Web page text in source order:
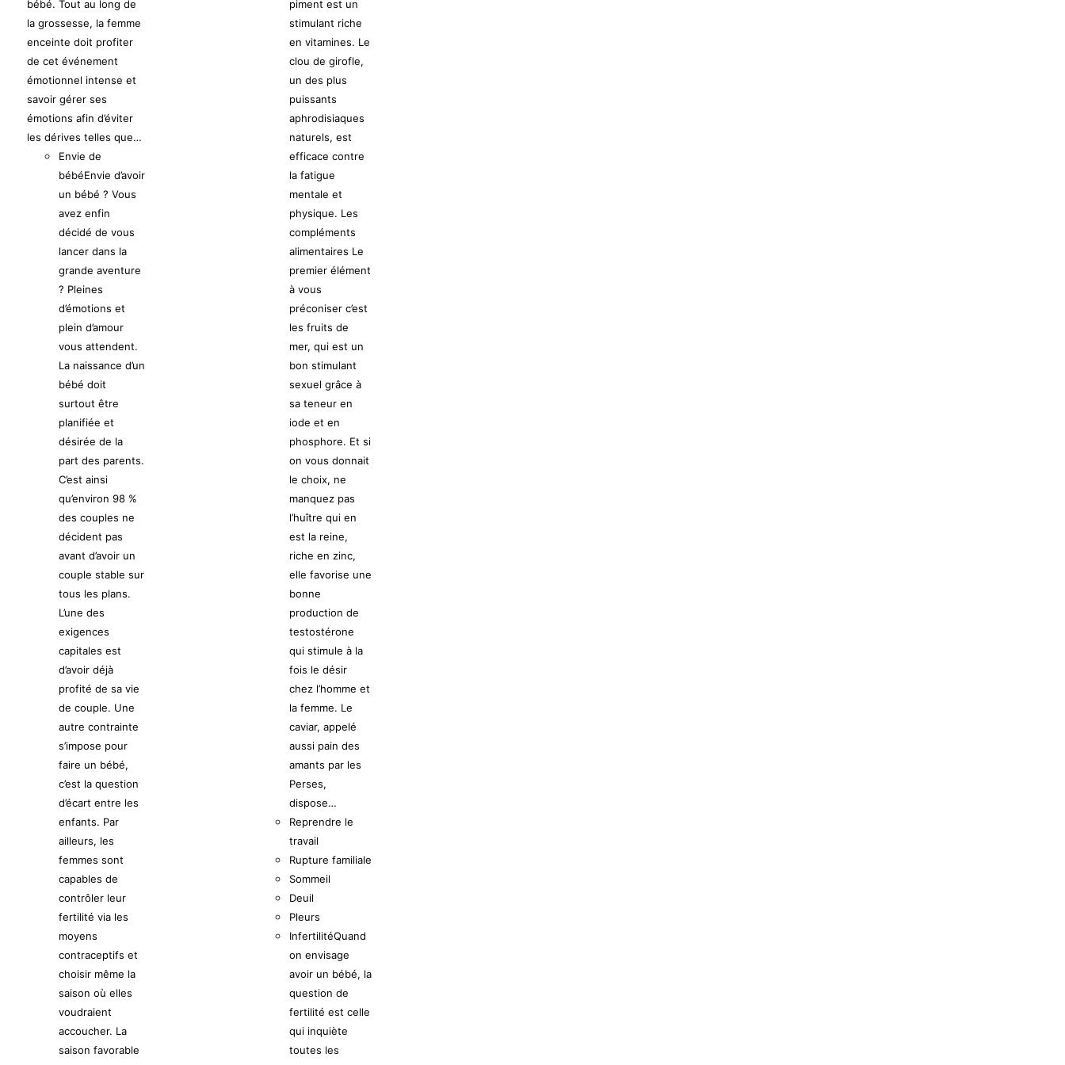
bébé. Tout au long de
la grossesse, la femme
enceinte doit profiter
de cet événement
émotionnel intense et
savoir gérer ses
émotions afin d’éviter
les dérives telles que…
Envie de
bébéEnvie d’avoir
un bébé ? Vous
avez enfin
décidé de vous
lancer dans la
grande aventure
? Pleines
d’émotions et
plein d’amour
vous attendent.
La naissance d’un
bébé doit
surtout être
planifiée et
désirée de la
part des parents.
C’est ainsi
qu’environ 98 %
des couples ne
décident pas
avant d’avoir un
couple stable sur
tous les plans.
L’une des
exigences
capitales est
d’avoir déjà
profité de sa vie
de couple. Une
autre contrainte
s’impose pour
faire un bébé,
c’est la question
d’écart entre les
enfants. Par
ailleurs, les
femmes sont
capables de
contrôler leur
fertilité via les
moyens
contraceptifs et
choisir même la
saison où elles
voudraient
accoucher. La
saison favorable
piment est un
stimulant riche
en vitamines. Le
clou de girofle,
un des plus
puissants
aphrodisiaques
naturels, est
efficace contre
la fatigue
mentale et
physique. Les
compléments
alimentaires Le
premier élément
à vous
préconiser c’est
les fruits de
mer, qui est un
bon stimulant
sexuel grâce à
sa teneur en
iode et en
phosphore. Et si
on vous donnait
le choix, ne
manquez pas
l’huître qui en
est la reine,
riche en zinc,
elle favorise une
bonne
production de
testostérone
qui stimule à la
fois le désir
chez l’homme et
la femme. Le
caviar, appelé
aussi pain des
amants par les
Perses,
dispose…
Reprendre le
travail
Rupture familiale
Sommeil
Deuil
Pleurs
InfertilitéQuand
on envisage
avoir un bébé, la
question de
fertilité est celle
qui inquiète
toutes les